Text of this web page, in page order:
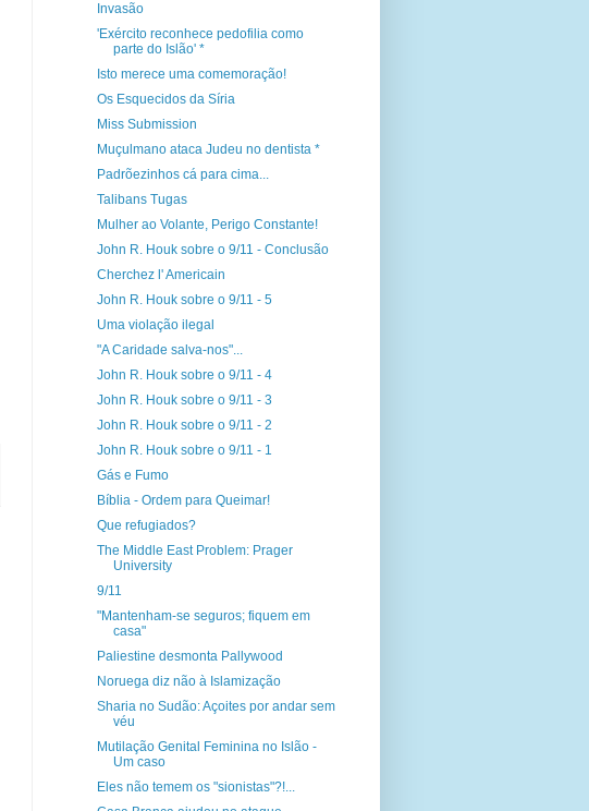
Invasão
'Exército reconhece pedofilia como
parte do Islão' *
Isto merece uma comemoração!
Os Esquecidos da Síria
Miss Submission
Muçulmano ataca Judeu no dentista *
Padrõezinhos cá para cima...
Talibans Tugas
Mulher ao Volante, Perigo Constante!
John R. Houk sobre o 9/11 - Conclusão
Cherchez l' Americain
John R. Houk sobre o 9/11 - 5
Uma violação ilegal
"A Caridade salva-nos"...
John R. Houk sobre o 9/11 - 4
John R. Houk sobre o 9/11 - 3
John R. Houk sobre o 9/11 - 2
John R. Houk sobre o 9/11 - 1
Gás e Fumo
Bíblia - Ordem para Queimar!
Que refugiados?
The Middle East Problem: Prager
University
9/11
"Mantenham-se seguros; fiquem em
casa"
Paliestine desmonta Pallywood
Noruega diz não à Islamização
Sharia no Sudão: Açoites por andar sem
véu
Mutilação Genital Feminina no Islão -
Um caso
Eles não temem os "sionistas"?!...